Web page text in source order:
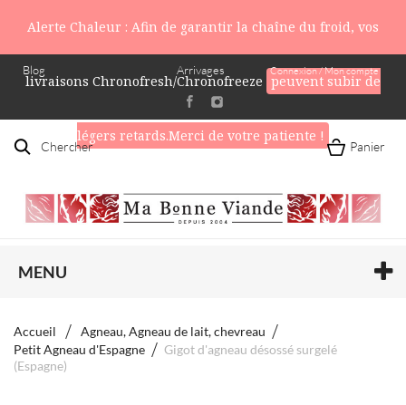
Alerte Chaleur : Afin de garantir la chaîne du froid, vos
livraisons Chronofresh/Chronofreeze peuvent subir de
légers retards.Merci de votre patiente !
Blog Connexion / Mon compte
Arrivages
Chercher Panier
MENU
Accueil
Agneau, Agneau de lait, chevreau
Petit Agneau d'Espagne
Gigot d'agneau désossé surgelé
(Espagne)